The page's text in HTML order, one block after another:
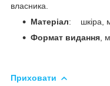
власника.
Матеріал: шкіра,
Формат видання ,
Приховати